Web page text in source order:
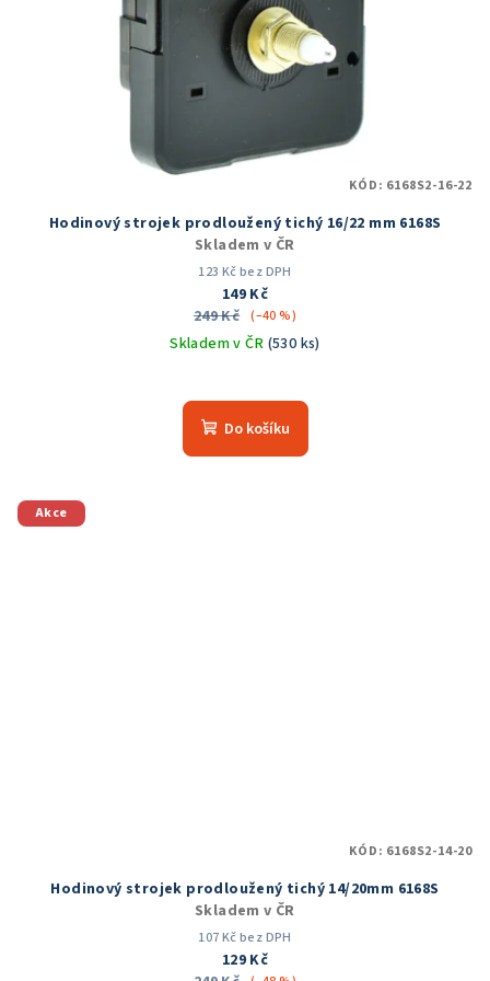
Hodinový strojek prodloužený tichý 16/22 mm 6168S
Skladem v ČR
123 Kč bez DPH
149 Kč
249 Kč (–40 %)
Skladem v ČR (530 ks)
hodnocení
produktu
Do košíku
KÓD: 6168S2-16-22
Akce
Hodinový strojek prodloužený tichý 14/20mm 6168S
Skladem v ČR
107 Kč bez DPH
129 Kč
KÓD: 6168S2-14-20